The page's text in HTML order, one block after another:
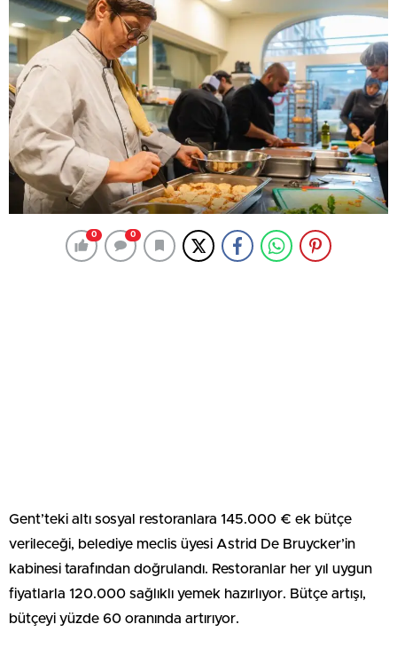
0 0
Gent’teki altı sosyal restoranlara 145.000 € ek bütçe
verileceği, belediye meclis üyesi Astrid De Bruycker’in
kabinesi tarafından doğrulandı. Restoranlar her yıl uygun
fiyatlarla 120.000 sağlıklı yemek hazırlıyor. Bütçe artışı,
bütçeyi yüzde 60 oranında artırıyor.